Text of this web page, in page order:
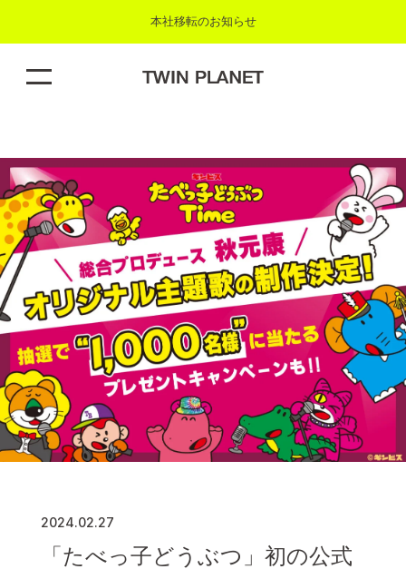
本社移転のお知らせ
2024.02.27
「たべっ子どうぶつ」初の公式